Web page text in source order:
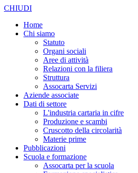
CHIUDI
Home
Chi siamo
Statuto
Organi sociali
Aree di attività
Relazioni con la filiera
Struttura
Assocarta Servizi
Aziende associate
Dati di settore
L'industria cartaria in cifre
Produzione e scambi
Cruscotto della circolarità
Materie prime
Pubblicazioni
Scuola e formazione
Assocarta per la scuola